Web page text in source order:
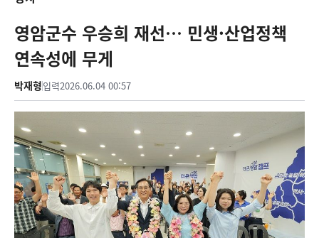
영암군수 우승희 재선… 민생·산업정책
연속성에 무게
박재형입력2026.06.04 00:57